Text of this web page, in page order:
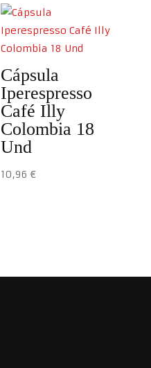
Cápsula
Iperespresso
Café Illy
Colombia 18
Und
10,96€